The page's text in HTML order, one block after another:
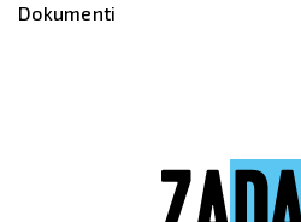
Dokumenti